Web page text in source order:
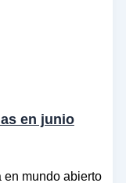
en junio
mundo abierto